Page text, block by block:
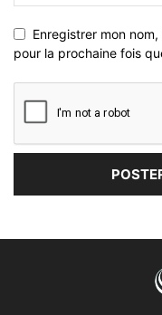
Enregistrer mon
pour la prochaine fois